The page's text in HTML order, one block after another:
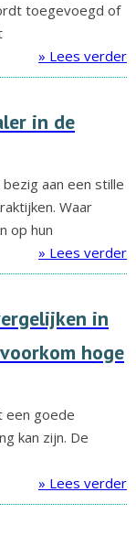
toegevoegd of
» Lees verder
in de
aan een stille
Waar
op hun
» Lees verder
in
hoge
een goede
kan zijn. De
» Lees verder